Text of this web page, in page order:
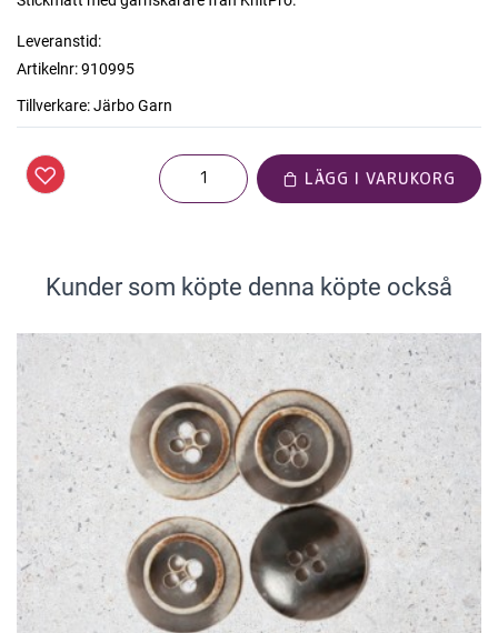
Leveranstid:
Artikelnr:910995
Tillverkare:Järbo Garn
LÄGG I VARUKORG
Kunder som köpte denna köpte också